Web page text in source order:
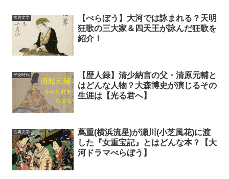
古典文学
【べらぼう】大河では詠まれる？天明
狂歌の三大家＆四天王が詠んだ狂歌を
紹介！
平安時代
【歴人録】清少納言の父・清原元輔と
はどんな人物？大森博史が演じるその
生涯は【光る君へ】
古典文学
蔦重(横浜流星)が瀬川(小芝風花)に渡
した『女重宝記』とはどんな本？【大
河ドラマべらぼう】